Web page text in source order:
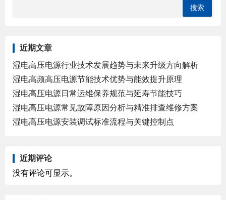
近期文章
湿电高压电源行业技术发展趋势与未来升级方向解析
湿电高频高压电源节能技术优势与能效提升原理
湿电高压电源日常运维保养规范与延寿节能技巧
湿电高压电源常见故障原因分析与精准排查维修方案
湿电高压电源安装调试标准流程与关键控制点
近期评论
没有评论可显示。